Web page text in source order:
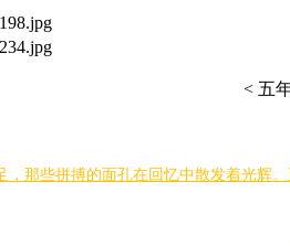
< 五
那些拼搏的面孔在回忆中散发着光辉